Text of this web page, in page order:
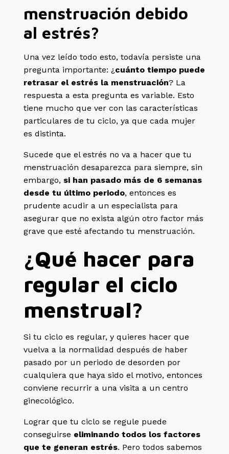
menstruación debido
al estrés?
Una vez leído todo esto, todavía persiste una
pregunta importante: ¿ cuánto tiempo puede
retrasar el estrés la menstruación? La
respuesta a esta pregunta es variable. Esto
tiene mucho que ver con las características
particulares de tu ciclo, ya que cada mujer
es distinta.
Sucede que el estrés no va a hacer que tu
menstruación desaparezca para siempre, sin
embargo, si han pasado más de 6 semanas
desde tu último periodo, entonces es
prudente acudir a un especialista para
asegurar que no exista algún otro factor más
grave que esté afectando tu menstruación.
¿Qué hacer para
regular el ciclo
menstrual?
Si tu ciclo es regular, y quieres hacer que
vuelva a la normalidad después de haber
pasado por un periodo de desorden por
cualquiera que haya sido el motivo, entonces
conviene recurrir a una visita a un centro
ginecológico.
Lograr que tu ciclo se regule puede
conseguirse eliminando todos los factores
que te generan estrés. Pero todos sabemos